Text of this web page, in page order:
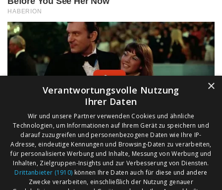
×
Verantwortungsvolle Nutzung
Ihrer Daten
Wir und unsere Partner verwenden Cookies und ähnliche
Technologien, um Informationen auf Ihrem Gerät zu speichern und
darauf zuzugreifen und personenbezogene Daten wie Ihre IP-
Adresse, eindeutige Kennungen und Browsing-Daten zu verarbeiten,
für personalisierte Werbung und Inhalte, Messung von Werbung und
Inhalten, Zielgruppen-Insights und zur Verbesserung von Diensten.
Drittanbieter (1910) können Ihre Daten auch für diese und andere
Zwecke verarbeiten, einschließlich der Nutzung genauer